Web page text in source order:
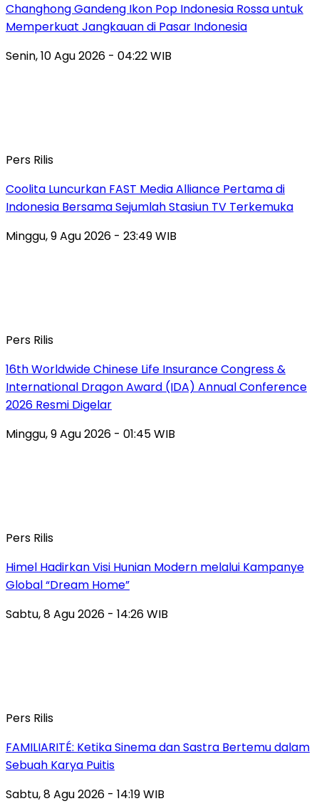
Changhong Gandeng Ikon Pop Indonesia Rossa untuk
Memperkuat Jangkauan di Pasar Indonesia
Senin, 10 Agu 2026 - 04:22 WIB
Pers Rilis
Coolita Luncurkan FAST Media Alliance Pertama di
Indonesia Bersama Sejumlah Stasiun TV Terkemuka
Minggu, 9 Agu 2026 - 23:49 WIB
Pers Rilis
16th Worldwide Chinese Life Insurance Congress &
International Dragon Award (IDA) Annual Conference
2026 Resmi Digelar
Minggu, 9 Agu 2026 - 01:45 WIB
Pers Rilis
Himel Hadirkan Visi Hunian Modern melalui Kampanye
Global “Dream Home”
Sabtu, 8 Agu 2026 - 14:26 WIB
Pers Rilis
FAMILIARITÉ: Ketika Sinema dan Sastra Bertemu dalam
Sebuah Karya Puitis
Sabtu, 8 Agu 2026 - 14:19 WIB